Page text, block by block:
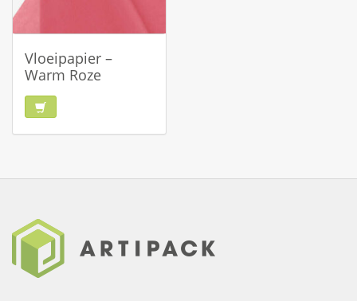
Vloeipapier –
Warm Roze